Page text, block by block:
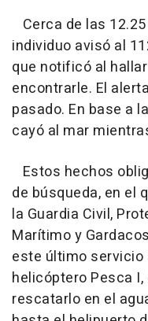
Cerca de las
individuo avisó al
que notificó al
encontrarle. El
pasado. En base a
cayó al mar
Estos hechos
de búsqueda, en el
la Guardia Civil,
Marítimo y
este último
helicóptero Pesca
rescatarlo en el